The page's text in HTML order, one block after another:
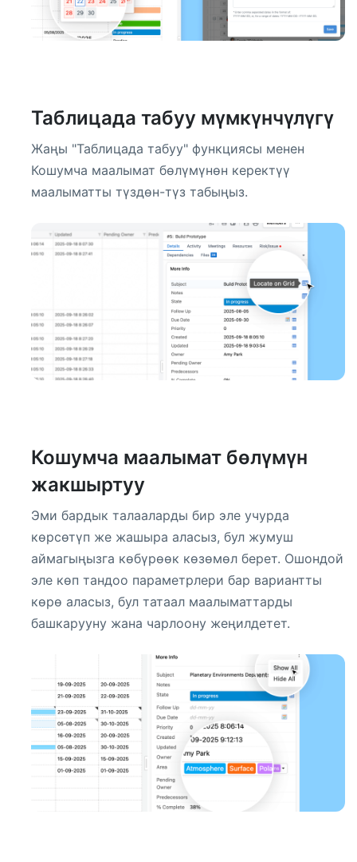
Таблицада табуу мүмкүнчүлүгү
Жаңы "Таблицада табуу" функциясы менен
Кошумча маалымат бөлүмүнөн керектүү
маалыматты түздөн-түз табыңыз.
Кошумча маалымат бөлүмүн
жакшыртуу
Эми бардык талааларды бир эле учурда
көрсөтүп же жашыра аласыз, бул жумуш
аймагыңызга көбүрөөк көзөмөл берет. Ошондой
эле көп тандоо параметрлери бар вариантты
көрө аласыз, бул татаал маалыматтарды
башкарууну жана чарлоону жеңилдетет.